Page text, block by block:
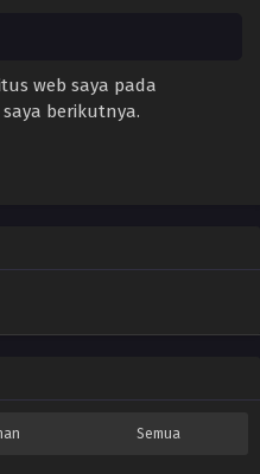
web saya pada
berikutnya.
Semua